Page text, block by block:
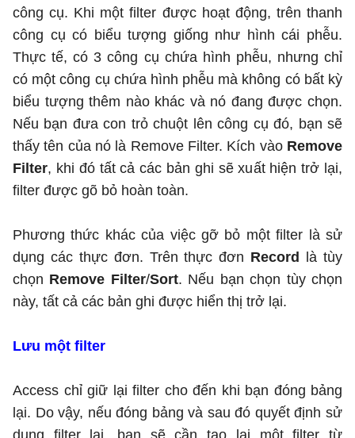
công cụ. Khi một filter được hoạt động, trên thanh
công cụ có biểu tượng giống như hình cái phễu.
Thực tế, có 3 công cụ chứa hình phễu, nhưng chỉ
có một công cụ chứa hình phễu mà không có bất kỳ
biểu tượng thêm nào khác và nó đang được chọn.
Nếu bạn đưa con trỏ chuột lên công cụ đó, bạn sẽ
thấy tên của nó là Remove Filter. Kích vào Remove
Filter, khi đó tất cả các bản ghi sẽ xuất hiện trở lại,
filter được gõ bỏ hoàn toàn.
Phương thức khác của việc gỡ bỏ một filter là sử
dụng các thực đơn. Trên thực đơn Record
là tùy
chọn Remove Filter/Sort. Nếu bạn chọn tùy chọn
này, tất cả các bản ghi được hiển thị trở lại.
Lưu một filter
Access chỉ giữ lại filter cho đến khi bạn đóng bảng
lại. Do vậy, nếu đóng bảng và sau đó quyết định sử